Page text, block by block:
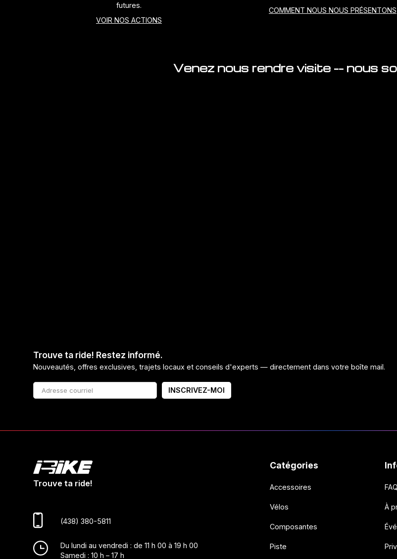
futures.
VOIR NOS ACTIONS
COMMENT NOUS NOUS PRÉSENTONS
Venez nous rendre visite -- nous
Trouve ta ride! Restez informé.
Nouveautés, offres exclusives, trajets locaux et conseils d'experts — directement dans votre boîte mail.
INSCRIVEZ-MOI
Trouve ta ride!
(438) 380-5811
Du lundi au vendredi : de 11 h 00 à 19 h 00
Samedi : 10 h – 17 h
Catégories
Accessoires
Vélos
Composantes
Piste
FAQ
À